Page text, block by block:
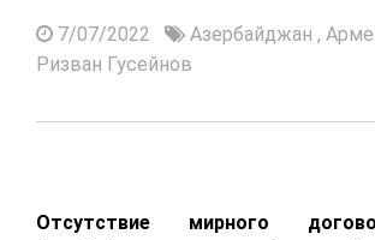
7/07/2022 Азербайджан ,
Ризван Гусейнов
Отсутствие мирного